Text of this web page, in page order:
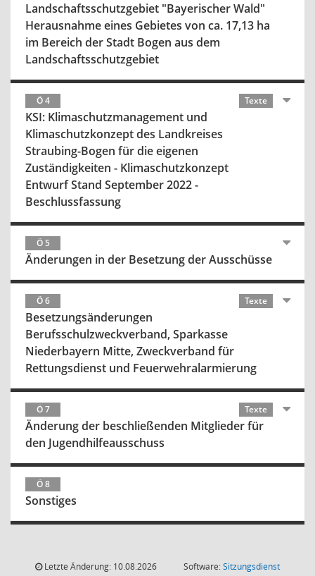
Landschaftsschutzgebiet "Bayerischer Wald"
Herausnahme eines Gebietes von ca. 17,13 ha
im Bereich der Stadt Bogen aus dem
Landschaftsschutzgebiet
Ö 4 Texte
KSI: Klimaschutzmanagement und
Klimaschutzkonzept des Landkreises
Straubing-Bogen für die eigenen
Zuständigkeiten - Klimaschutzkonzept
Entwurf Stand September 2022 -
Beschlussfassung
Ö 5
Änderungen in der Besetzung der Ausschüsse
Ö 6 Texte
Besetzungsänderungen
Berufsschulzweckverband, Sparkasse
Niederbayern Mitte, Zweckverband für
Rettungsdienst und Feuerwehralarmierung
Ö 7 Texte
Änderung der beschließenden Mitglieder für
den Jugendhilfeausschuss
Ö 8
Sonstiges
Letzte Änderung: 10.08.2026
Software:Sitzungsdienst